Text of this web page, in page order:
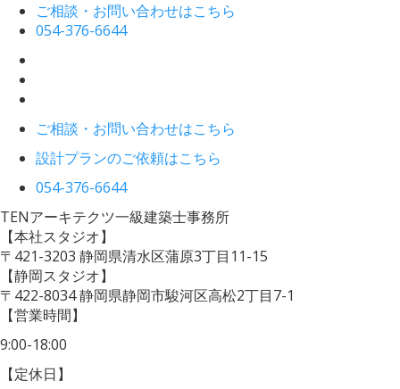
ご相談・お問い合わせはこちら
054-376-6644
ご相談・お問い合わせはこちら
設計プランのご依頼はこちら
054-376-6644
TENアーキテクツ一級建築士事務所
【本社スタジオ】
〒421-3203 静岡県清水区蒲原3丁目11-15
【静岡スタジオ】
〒422-8034静岡県静岡市駿河区高松2丁目7-1
【営業時間】
9:00-18:00
【定休日】